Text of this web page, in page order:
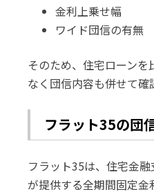
金利上乗せ幅
ワイド団信の有無
そのため、住宅ローン
なく団信内容も併せて確
フラット35の団
フラット35は、住宅金
が提供する全期間固定金